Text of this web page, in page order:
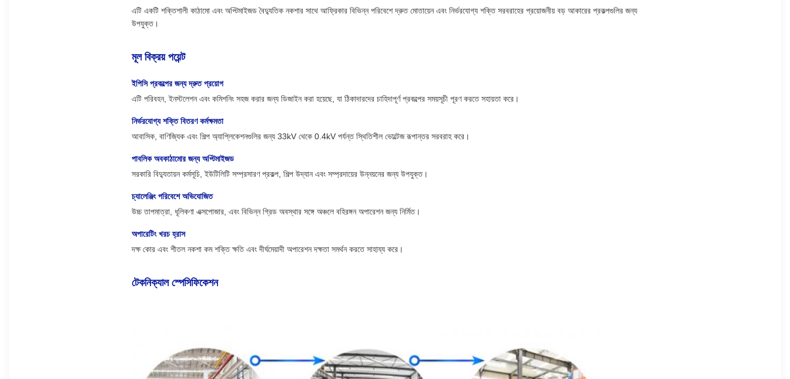
এটি একটি শক্তিশালী কাঠামো এবং অপ্টিমাইজড বৈদ্যুতিক নকশার সাথে আফ্রিকার বিভিন্ন পরিবেশে দ্রুত মোতায়েন এবং নির্ভরযোগ্য শক্তি সরবরাহের প্রয়োজনীয় বড় আকারের প্রকল্পগুলির জন্য
উপযুক্ত।
মূল বিক্রয় পয়েন্ট
ইপিসি প্রকল্পের জন্য দ্রুত প্রয়োগ
এটি পরিবহন, ইনস্টলেশন এবং কমিশনিং সহজ করার জন্য ডিজাইন করা হয়েছে, যা ঠিকাদারদের চাহিদাপূর্ণ প্রকল্পের সময়সূচী পূরণ করতে সহায়তা করে।
নির্ভরযোগ্য শক্তি বিতরণ কর্মক্ষমতা
আবাসিক, বাণিজ্যিক এবং শিল্প অ্যাপ্লিকেশনগুলির জন্য 33kV থেকে 0.4kV পর্যন্ত স্থিতিশীল ভোল্টেজ রূপান্তর সরবরাহ করে।
পাবলিক অবকাঠামোর জন্য অপ্টিমাইজড
সরকারি বিদ্যুতায়ন কর্মসূচি, ইউটিলিটি সম্প্রসারণ প্রকল্প, শিল্প উদ্যান এবং সম্প্রদায়ের উন্নয়নের জন্য উপযুক্ত।
চ্যালেঞ্জিং পরিবেশে অভিযোজিত
উচ্চ তাপমাত্রা, ধূলিকণা এক্সপোজার, এবং বিভিন্ন গ্রিড অবস্থার সঙ্গে অঞ্চলে বহিরঙ্গন অপারেশন জন্য নির্মিত।
অপারেটিং খরচ হ্রাস
দক্ষ কোর এবং শীতল নকশা কম শক্তি ক্ষতি এবং দীর্ঘমেয়াদী অপারেশন দক্ষতা সমর্থন করতে সাহায্য করে।
টেকনিক্যাল স্পেসিফিকেশন